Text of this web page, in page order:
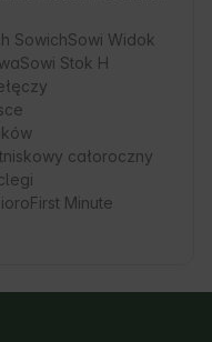
SowichSowi Widok
Sowi Stok H
całoroczny
First Minute